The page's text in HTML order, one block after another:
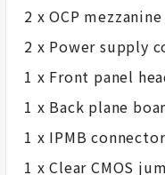
2 x OCP
2 x Power supply
1 x Front panel
1 x Back plane
1 x IPMB connector
1 x Clear CMOS